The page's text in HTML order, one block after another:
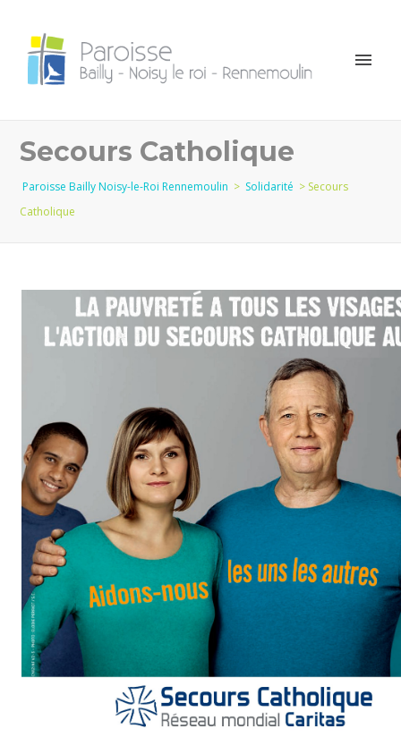
Secours Catholique
Paroisse Bailly Noisy-le-Roi Rennemoulin > Solidarité > Secours
Catholique